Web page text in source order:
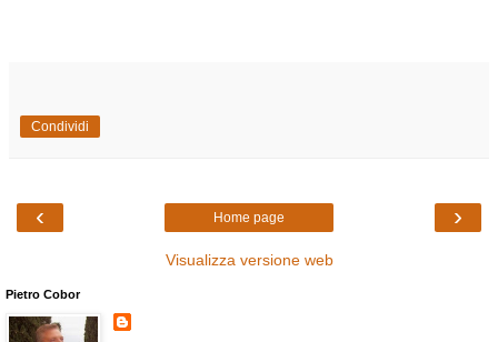
Condividi
‹ ›
Home page
Visualizza versione web
Pietro Cobor